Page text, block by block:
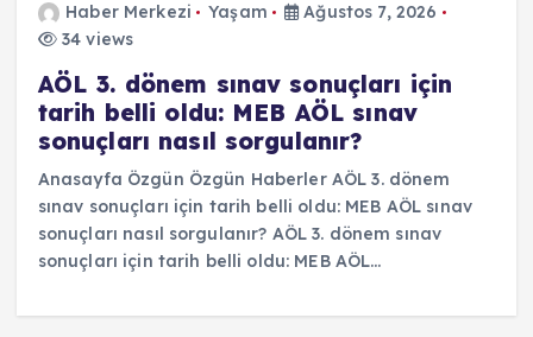
Haber Merkezi Yaşam
Ağustos 7, 2026
34 views
AÖL 3. dönem sınav sonuçları için
tarih belli oldu: MEB AÖL sınav
sonuçları nasıl sorgulanır?
Anasayfa Özgün Özgün Haberler AÖL 3. dönem
sınav sonuçları için tarih belli oldu: MEB AÖL sınav
sonuçları nasıl sorgulanır? AÖL 3. dönem sınav
sonuçları için tarih belli oldu: MEB AÖL…